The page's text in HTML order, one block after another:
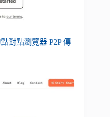
對點瀏覽器 P2P 傳